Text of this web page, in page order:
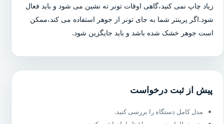
زیاد چاپ نمی کنید،گاهی اوقات تونر ته نشین می شود و باید فعال
شود.اگر پرینتر شما به جای تونر از جوهر استفاده می کند،ممکن
است جوهر خشک شده باشد و باید جایگزین شود.
پیش از ثبت درخواست
مدل کامل دستگاه را بررسی کنید.